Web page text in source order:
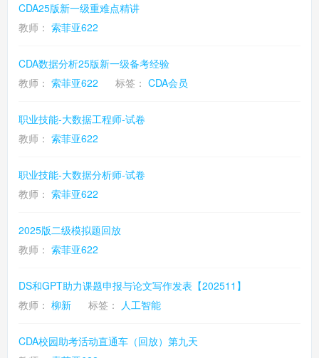
CDA25版新一级重难点精讲
教师： 索菲亚622
CDA数据分析25版新一级备考经验
教师： 索菲亚622 标签： CDA会员
职业技能-大数据工程师-试卷
教师： 索菲亚622
职业技能-大数据分析师-试卷
教师： 索菲亚622
2025版二级模拟题回放
教师： 索菲亚622
DS和GPT助力课题申报与论文写作发表【202511】
教师： 柳新 标签： 人工智能
CDA校园助考活动直通车（回放）第九天